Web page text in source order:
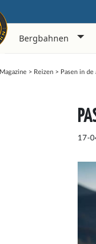
Bergbahnen
Magazine> Reizen> Pasen in de
17-